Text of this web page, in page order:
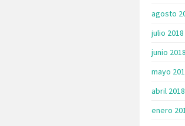
agosto
julio 2018
junio 2018
mayo
abril 2018
enero